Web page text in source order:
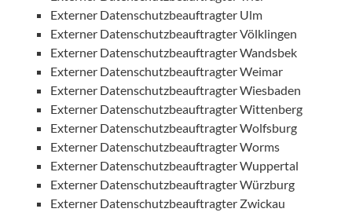
Externer Datenschutzbeauftragter Ulm
Externer Datenschutzbeauftragter Völklingen
Externer Datenschutzbeauftragter Wandsbek
Externer Datenschutzbeauftragter Weimar
Externer Datenschutzbeauftragter Wiesbaden
Externer Datenschutzbeauftragter Wittenberg
Externer Datenschutzbeauftragter Wolfsburg
Externer Datenschutzbeauftragter Worms
Externer Datenschutzbeauftragter Wuppertal
Externer Datenschutzbeauftragter Würzburg
Externer Datenschutzbeauftragter Zwickau